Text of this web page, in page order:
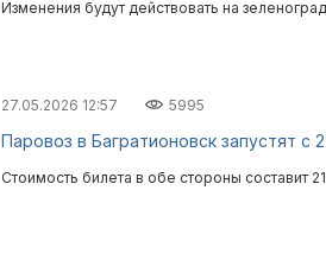
Изменения будут действовать на
27.05.2026 12:57 5995
Паровоз в Багратионовск запустят с
Стоимость билета в обе стороны составит